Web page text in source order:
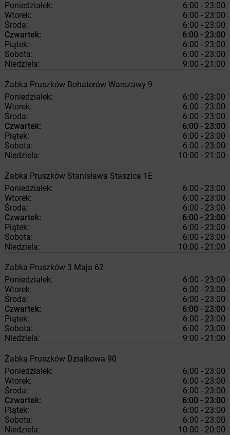
Poniedziałek:
6:00 - 23:00
Wtorek:
6:00 - 23:00
Środa:
6:00 - 23:00
Czwartek:
6:00 - 23:00
Piątek:
6:00 - 23:00
Sobota:
6:00 - 23:00
Niedziela:
9:00 - 21:00
Żabka Pruszków Bohaterów Warszawy 9
Poniedziałek:
6:00 - 23:00
Wtorek:
6:00 - 23:00
Środa:
6:00 - 23:00
Czwartek:
6:00 - 23:00
Piątek:
6:00 - 23:00
Sobota:
6:00 - 23:00
Niedziela:
10:00 - 21:00
Żabka Pruszków Stanisława Staszica 1E
Poniedziałek:
6:00 - 23:00
Wtorek:
6:00 - 23:00
Środa:
6:00 - 23:00
Czwartek:
6:00 - 23:00
Piątek:
6:00 - 23:00
Sobota:
6:00 - 23:00
Niedziela:
10:00 - 21:00
Żabka Pruszków 3 Maja 62
Poniedziałek:
6:00 - 23:00
Wtorek:
6:00 - 23:00
Środa:
6:00 - 23:00
Czwartek:
6:00 - 23:00
Piątek:
6:00 - 23:00
Sobota:
6:00 - 23:00
Niedziela:
9:00 - 21:00
Żabka Pruszków Działkowa 90
Poniedziałek:
6:00 - 23:00
Wtorek:
6:00 - 23:00
Środa:
6:00 - 23:00
Czwartek:
6:00 - 23:00
Piątek:
6:00 - 23:00
Sobota:
6:00 - 23:00
Niedziela:
10:00 - 20:00